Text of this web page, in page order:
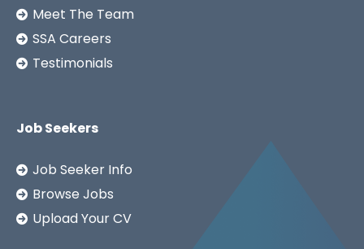
Meet The Team
SSA Careers
Testimonials
Job Seekers
Job Seeker Info
Browse Jobs
Upload Your CV